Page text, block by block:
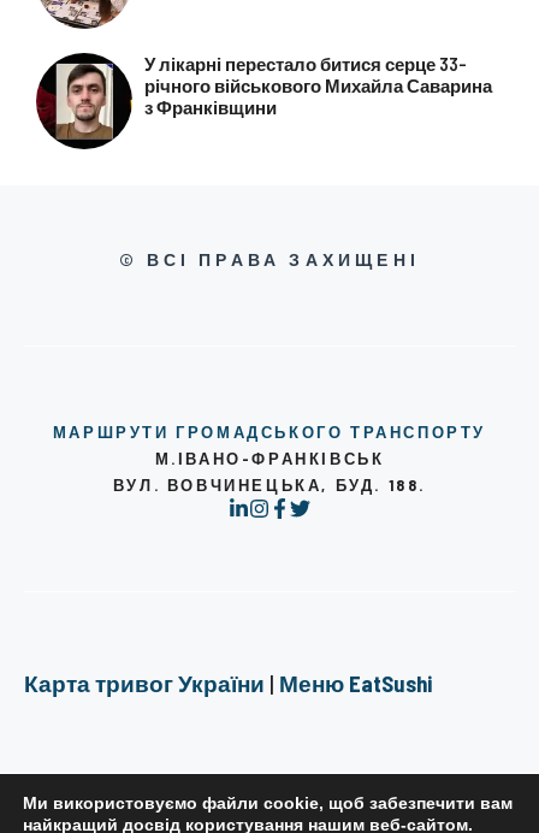
У лікарні перестало битися серце 33-
річного військового Михайла Саварина
з Франківщини
© ВСІ ПРАВА ЗАХИЩЕНІ
МАРШРУТИ ГРОМАДСЬКОГО ТРАНСПОРТУ
М.ІВАНО-ФРАНКІВСЬК
ВУЛ. ВОВЧИНЕЦЬКА, БУД. 188.
Карта тривог України | Меню EatSushi
Ми використовуємо файли cookie, щоб забезпечити вам
найкращий досвід користування нашим веб-сайтом.